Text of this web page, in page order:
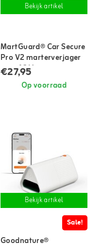
Bekijk artikel
MartGuard® Car Secure
Pro V2 marterverjager
auto 12 V
€27,95
Op voorraad
Bekijk artikel
Sale!
Goodnature®